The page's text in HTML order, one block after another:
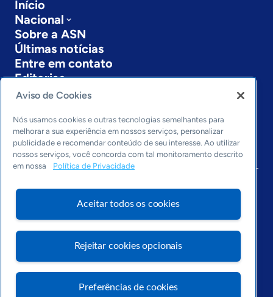
Início
Nacional
Sobre a ASN
Últimas notícias
Entre em contato
Editorias
Economia & Política
Inovação & Tecnologia
Cultura empreendedora
Dados
Arquivo
Aviso de Cookies
Nós usamos cookies e outras tecnologias semelhantes para
melhorar a sua experiência em nossos serviços, personalizar
publicidade e recomendar conteúdo de seu interesse. Ao utilizar
nossos serviços, você concorda com tal monitoramento descrito
em nossa
Política de Privacidade
Aceitar todos os cookies
Rejeitar cookies opcionais
Preferências de cookies